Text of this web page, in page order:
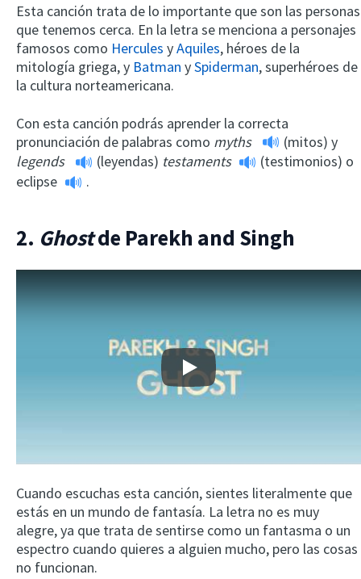
Esta canción trata de lo importante que son las personas
que tenemos cerca. En la letra se menciona a personajes
famosos como Hercules yAquiles, héroes de la
mitología griega, y Batman ySpiderman, superhéroes de
la cultura norteamericana.
Con esta canción podrás aprender la correcta
pronunciación de palabras como myths
(mitos) y
legends
(leyendas) testaments
(testimonios) o
eclipse
.
2. Ghostde Parekh and Singh
Play
Cuando escuchas esta canción, sientes literalmente que
estás en un mundo de fantasía. La letra no es muy
alegre, ya que trata de sentirse como un fantasma o un
espectro cuando quieres a alguien mucho, pero las cosas
no funcionan.